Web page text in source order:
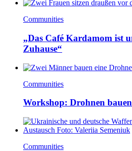
Communities
„Das Café Kardamom ist
Zuhause“
Communities
Workshop: Drohnen
Communities